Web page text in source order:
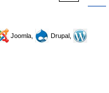
Joomla,
Drupal,